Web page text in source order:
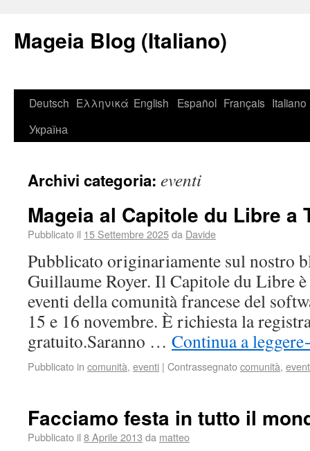
Mageia Blog (Italiano)
Deutsch Ελληνικά English Español Français Italiano
Україна
Archivi categoria: eventi
Mageia al Capitole du Libre a
Pubblicato il 15 Settembre 2025da Davide
Pubblicato originariamente sul nostro
Guillaume Royer. Il Capitole du Libre
eventi della comunità francese del
15 e 16 novembre. È richiesta la
gratuito.Saranno … Continua a leggere
Pubblicato in comunità, eventi | Contrassegnatocomunità,
Facciamo festa in tutto il
Pubblicato il 8 Aprile 2013 da matteo